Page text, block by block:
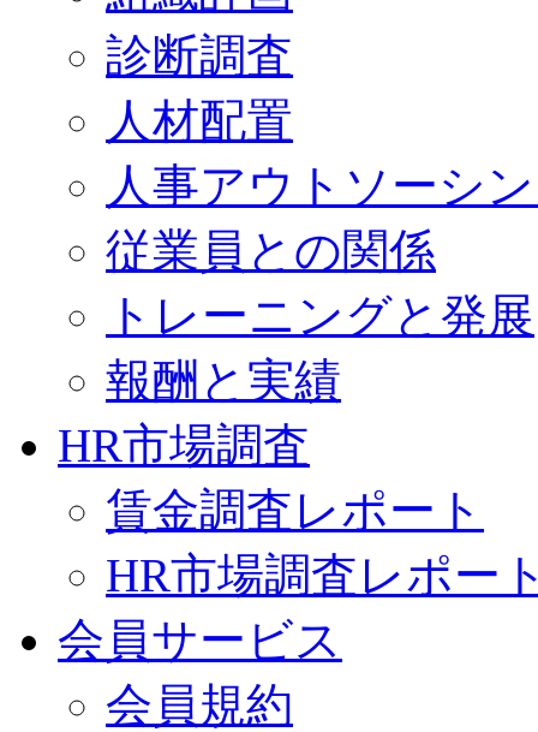
診断調査
人材配置
人事アウトソーシ
従業員との関係
トレーニングと発展
報酬と実績
HR市場調査
賃金調査レポート
HR市場調査レポー
会員サービス
会員規約